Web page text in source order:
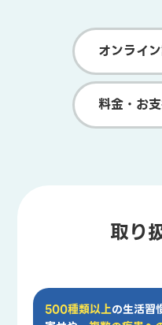
オンライ
料金・お
取り
500種類以上の生活習